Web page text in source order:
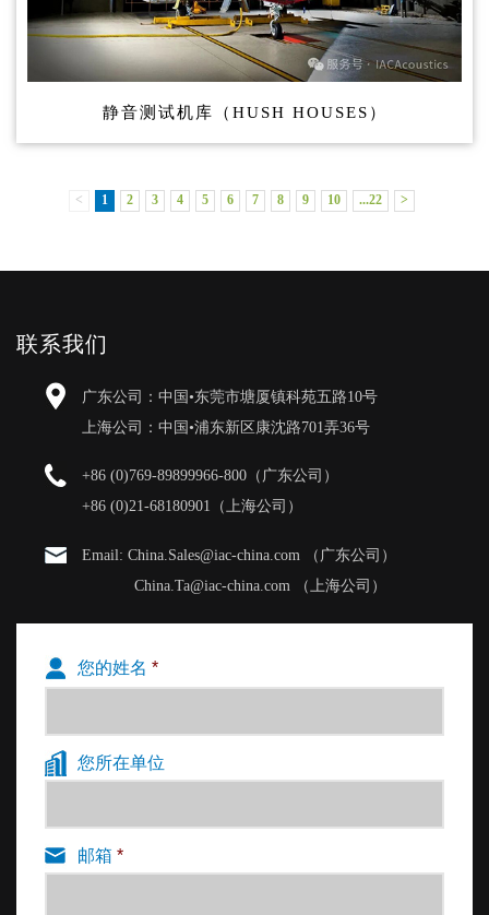
静音测试机库（HUSH HOUSES）
< 1 2 3 4 5 6 7 8 9 10 ...22 >
联系我们
广东公司：中国•东莞市塘厦镇科苑五路10号
上海公司：中国•浦东新区康沈路701弄36号
+86 (0)769-89899966-800（广东公司）
+86 (0)21-68180901（上海公司）
Email: China.Sales@iac-china.com （广东公司）
China.Ta@iac-china.com （上海公司）
您的姓名 *
您所在单位
邮箱 *